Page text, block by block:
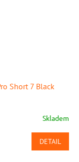
Short 7 Black
Skladem
DETAIL